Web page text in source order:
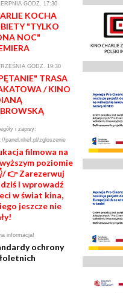
GODZ. 17:30
KOCHA
"TYLKO
NOC"
GODZ. 19:30
TRASA
/ KINO
i zapisy:
panel.nhef.pl/zgloszenie
filmowa na
poziomie
👉 Zarezerwuj
i wprowadź
w świat kina,
jeszcze nie
informacja!
ochrony